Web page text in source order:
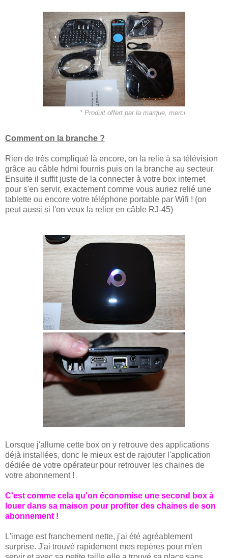
* Produit offert par la marque, merci
Comment on la branche ?
Rien de très compliqué là encore, on la relie à sa télévision
grâce au câble hdmi fournis puis on la branche au secteur.
Ensuite il suffit juste de la connecter à votre box internet
pour s'en servir, exactement comme vous auriez relié une
tablette ou encore votre téléphone portable par Wifi ! (on
peut aussi si l'on veux la relier en câble RJ-45)
Lorsque j'allume cette box on y retrouve des applications
déjà installées, donc le mieux est de rajouter l'application
dédiée de votre opérateur pour retrouver les chaines de
votre abonnement !
C'est comme cela qu'on économise une second box à
louer dans sa maison pour profiter des chaines de son
abonnement !
L'image est franchement nette, j'ai été agréablement
surprise. J'ai trouvé rapidement mes repères pour m'en